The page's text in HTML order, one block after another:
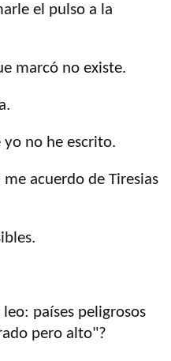
el pulso a la
marcó no existe.
no he escrito.
acuerdo de Tiresias
países peligrosos
pero alto"?